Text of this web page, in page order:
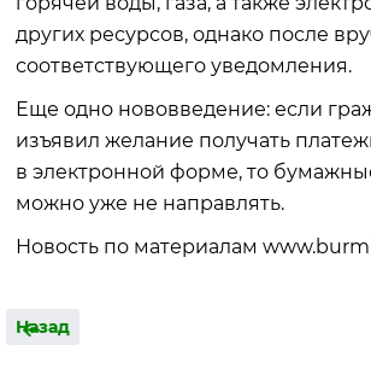
других ресурсов, однако после
соответствующего уведомления.
Еще одно нововведение: если
изъявил желание получать
в электронной форме, то
можно уже не направлять.
Новость по материалам
Назад